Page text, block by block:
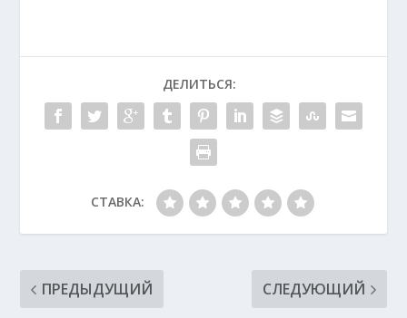
ДЕЛИТЬСЯ:
СТАВКА:
ПРЕДЫДУЩИЙ СЛЕДУЮЩИЙ